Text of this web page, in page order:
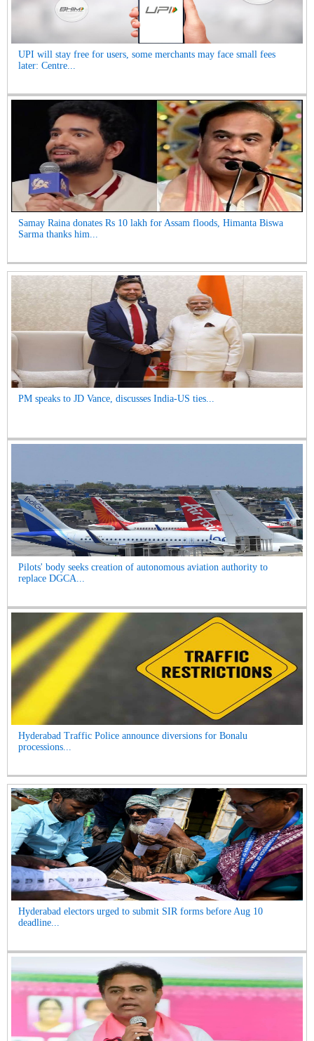
UPI will stay free for users, some merchants may face small fees
later: Centre...
Samay Raina donates Rs 10 lakh for Assam floods, Himanta Biswa
Sarma thanks him...
PM speaks to JD Vance, discusses India-US ties...
Pilots' body seeks creation of autonomous aviation authority to
replace DGCA...
Hyderabad Traffic Police announce diversions for Bonalu
processions...
Hyderabad electors urged to submit SIR forms before Aug 10
deadline...